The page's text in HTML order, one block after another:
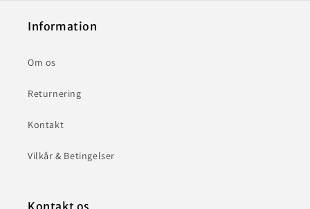
Information
Om os
Returnering
Kontakt
Vilkår & Betingelser